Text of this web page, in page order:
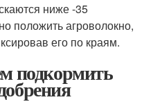
ниже -35
положить агроволокно,
его по краям.
подкормить